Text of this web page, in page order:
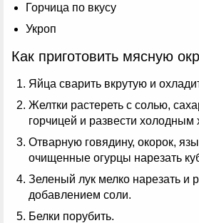
Горчица по вкусу
Укроп
Как приготовить мясную
Яйца сварить вкрутую и
Желтки растереть с солью,
горчицей и развести
Отварную говядину, окорок,
очищенные огурцы нарезать
Зеленый лук мелко нарезать и
добавлением соли.
Белки порубить.